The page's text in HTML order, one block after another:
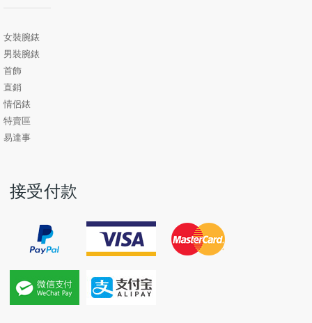
女裝腕錶
男裝腕錶
首飾
直銷
情侶錶
特賣區
易達事
接受付款